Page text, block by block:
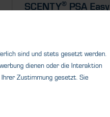
SCENTY® PSA Easy
ein Einzelgasdetektor für CO2
und bietet eine...
sind und stets gesetzt werden.
dienen oder die Interaktion
Zustimmung gesetzt. Sie